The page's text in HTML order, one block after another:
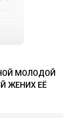
МОЛОДОЙ
ЖЕНИХ ЕЁ